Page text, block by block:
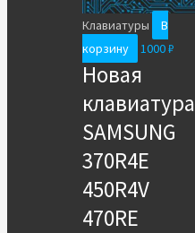
Клавиатуры
В
корзину
1000₽
Новая
клавиатура
SAMSUNG
370R4E
450R4V
470RE